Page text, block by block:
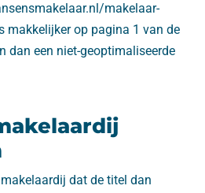
makelaar-
makkelijker op pagina 1 van de
dan een niet-geoptimaliseerde
dat de titel dan